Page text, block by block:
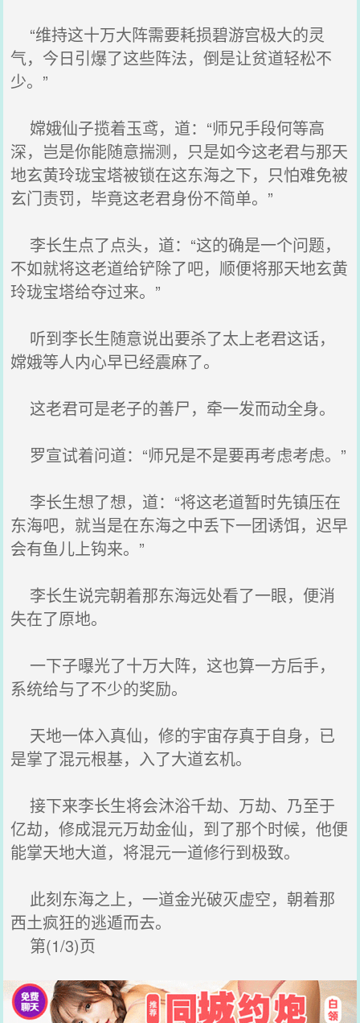
“维持这十万大阵需要耗损碧游宫极大的灵
气，今日引爆了这些阵法，倒是让贫道轻松不
少。”
嫦娥仙子揽着玉鸢，道：“师兄手段何等高
深，岂是你能随意揣测，只是如今这老君与那天
地玄黄玲珑宝塔被锁在这东海之下，只怕难免被
玄门责罚，毕竟这老君身份不简单。”
李长生点了点头，道：“这的确是一个问题，
不如就将这老道给铲除了吧，顺便将那天地玄黄
玲珑宝塔给夺过来。”
听到李长生随意说出要杀了太上老君这话，
嫦娥等人内心早已经震麻了。
这老君可是老子的善尸，牵一发而动全身。
罗宣试着问道：“师兄是不是要再考虑考虑。”
李长生想了想，道：“将这老道暂时先镇压在
东海吧，就当是在东海之中丢下一团诱饵，迟早
会有鱼儿上钩来。”
李长生说完朝着那东海远处看了一眼，便消
失在了原地。
一下子曝光了十万大阵，这也算一方后手，
系统给与了不少的奖励。
天地一体入真仙，修的宇宙存真于自身，已
是掌了混元根基，入了大道玄机。
接下来李长生将会沐浴千劫、万劫、乃至于
亿劫，修成混元万劫金仙，到了那个时候，他便
能掌天地大道，将混元一道修行到极致。
此刻东海之上，一道金光破灭虚空，朝着那
西土疯狂的逃遁而去。
第(1/3)页